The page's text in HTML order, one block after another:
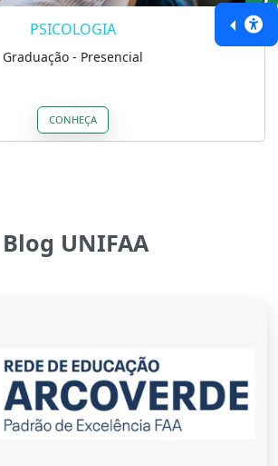
PSICOLOGIA
Graduação - Presencial
CONHEÇA
Blog UNIFAA